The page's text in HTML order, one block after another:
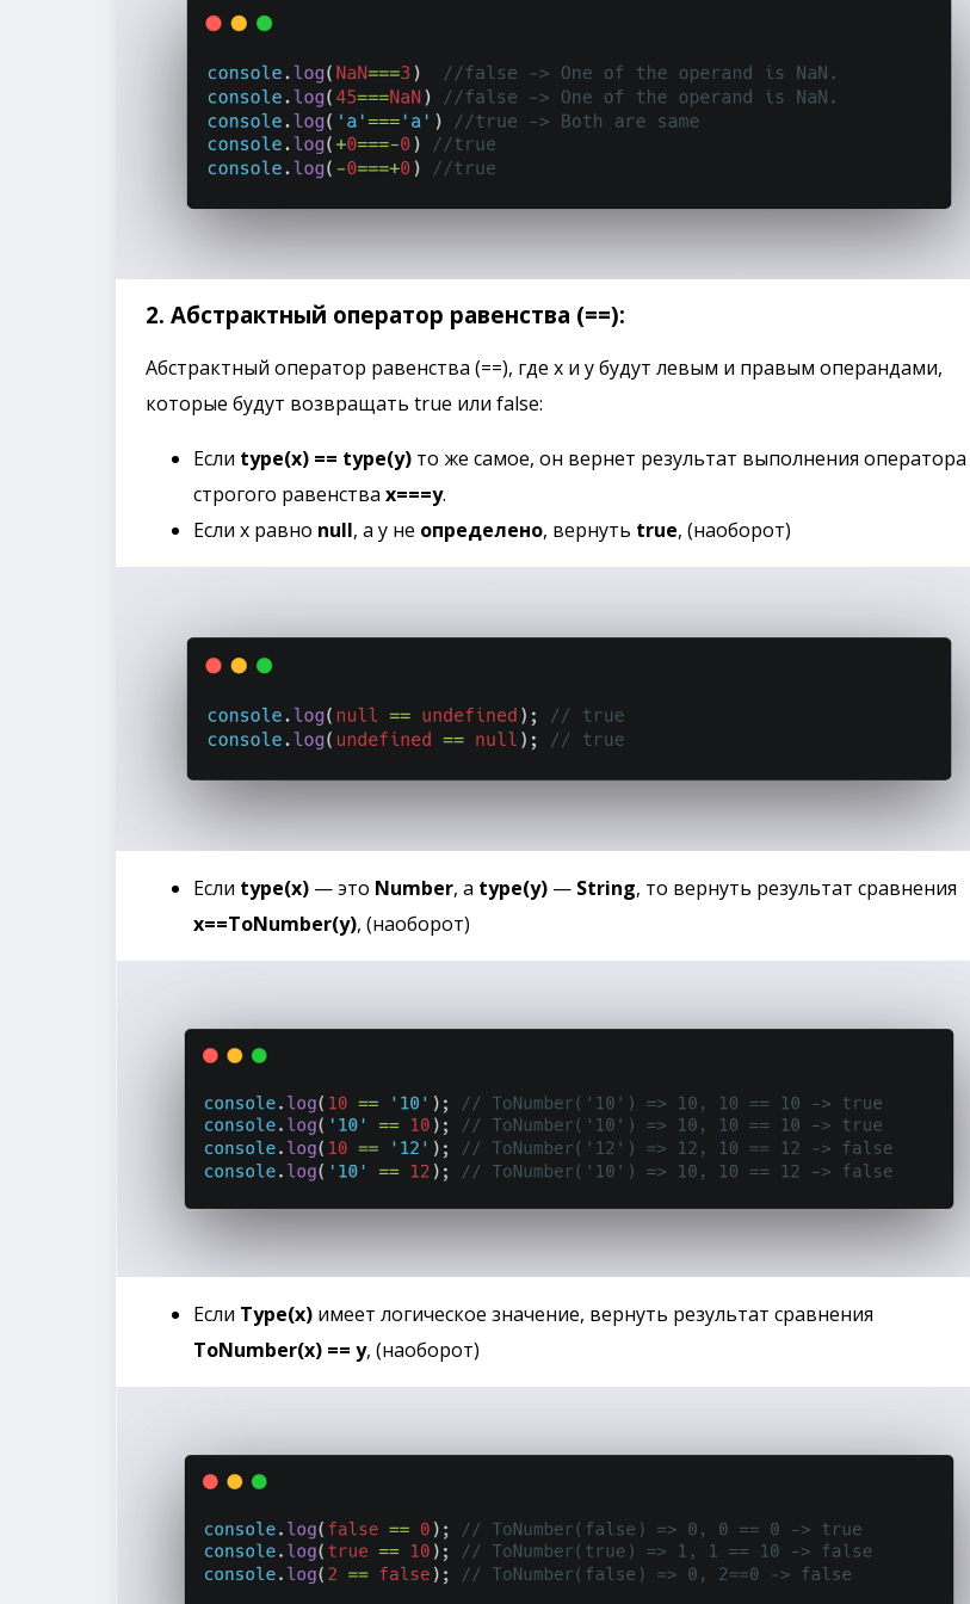
2. Абстрактный оператор равенства (==):
Абстрактный оператор равенства (==), где x и y будут левым и правым операндами,
которые будут возвращать true или false:
Если type(x) == type(y) то же самое, он вернет результат выполнения оператора
строгого равенства x===y.
Если x равно null, а y не определено, вернуть true, (наоборот)
Если type(x) — это Number, а type(y) — String, то вернуть результат сравнения
x==ToNumber(y), (наоборот)
Если Type(x) имеет логическое значение, вернуть результат сравнения
ToNumber(x) == y, (наоборот)